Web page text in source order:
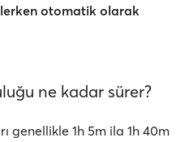
otomatik olarak
ne kadar sürer?
genellikle 1h 5m ila 1h 40m